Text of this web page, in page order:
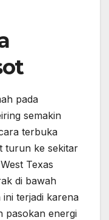
pada
semakin
terbuka
turun ke sekitar
Texas
di bawah
terjadi karena
pasokan energi